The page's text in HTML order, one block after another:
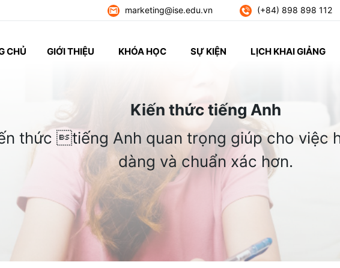
marketing@ise.edu.vn (+84) 898 898 112
CHỦ GIỚI THIỆU KHÓA HỌC SỰ KIỆN LỊCH KHAI GIẢNG
Kiến thức tiếng Anh
thức tiếng Anh quan trọng giúp cho việc
dàng và chuẩn xác hơn.